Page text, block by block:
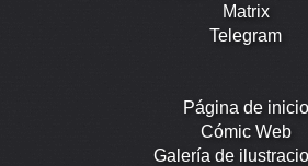
Matrix
Telegram
Página de inicio
Cómic Web
Galería de